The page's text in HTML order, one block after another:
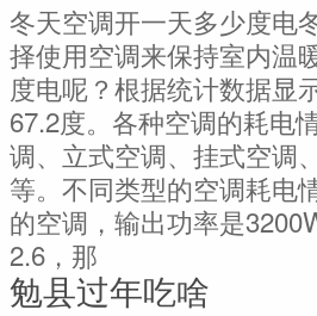
冬天空调开一天多少度电
择使用空调来保持室内温
度电呢？根据统计数据显
67.2度。各种空调的耗电
调、立式空调、挂式空调
等。不同类型的空调耗电
的空调，输出功率是
2.6，那
勉县过年吃啥